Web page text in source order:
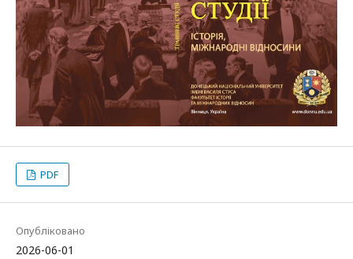
PDF
Опубліковано
2026-06-01